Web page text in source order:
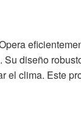
Su diseño
el clima. Este